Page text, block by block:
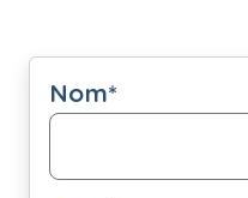
Nom*